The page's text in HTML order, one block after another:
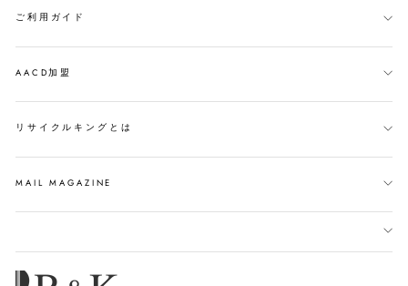
ご利用ガイド
AACD加盟
リサイクルキングとは
MAIL MAGAZINE